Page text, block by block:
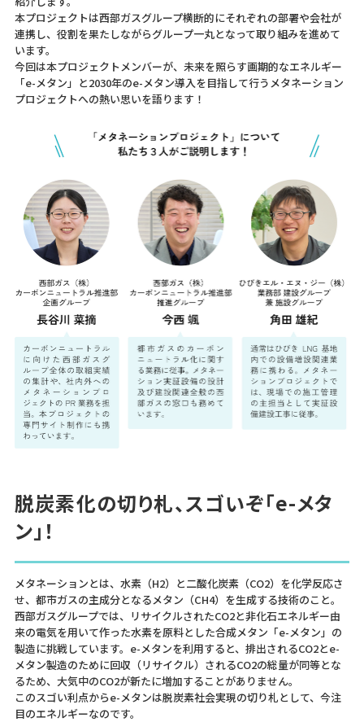
本プロジェクトは西部ガスグループ横断的にそれぞれの部署や会社が
連携し、役割を果たしながらグループ一丸となって取り組みを進めて
います。
今回は本プロジェクトメンバーが、未来を照らす画期的なエネルギー
「e-メタン」と2030年のe-メタン導入を目指して行うメタネーション
プロジェクトへの熱い思いを語ります！
脱炭素化の切り札、スゴいぞ「e-メタ
ン」！
メタネーションとは、水素（H2）と二酸化炭素（CO2）を化学反応さ
せ、都市ガスの主成分となるメタン（CH4）を生成する技術のこと。
西部ガスグループでは、リサイクルされたCO2と非化石エネルギー由
来の電気を用いて作った水素を原料とした合成メタン「e-メタン」の
製造に挑戦しています。e-メタンを利用すると、排出されるCO2とe-
メタン製造のために回収（リサイクル）されるCO2の総量が同等とな
るため、大気中のCO2が新たに増加することがありません。
このスゴい利点からe-メタンは脱炭素社会実現の切り札として、今注
目のエネルギーなのです。